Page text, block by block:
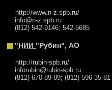
http://www.n-z.spb.ru/
info@n-z.spb.ru
(812) 542-9146; 542-5685
"НИИ "Рубин", АО
http://rubin-spb.ru/
inforubin@rubin-spb.ru
(812) 670-89-89; (812) 596-35-81